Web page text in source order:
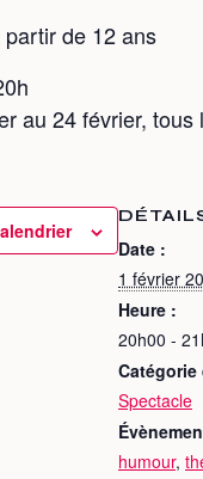
de 12 ans
au 24 février,
Date :
1 février
Heure :
20h00 -
Catégorie
Spectacle
humour,